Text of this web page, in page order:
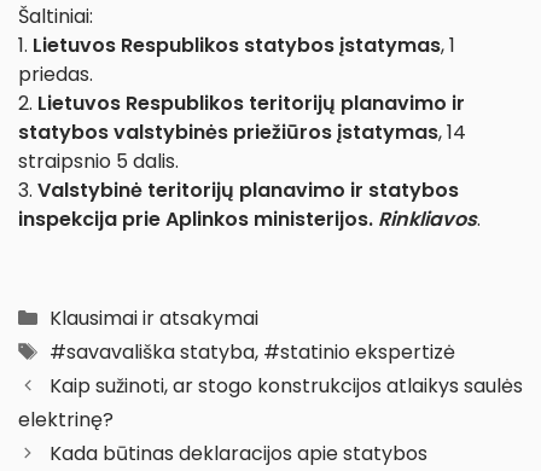
Šaltiniai:
1. Lietuvos Respublikos statybos įstatymas, 1
priedas.
2. Lietuvos Respublikos teritorijų planavimo ir
statybos valstybinės priežiūros įstatymas, 14
straipsnio 5 dalis.
3. Valstybinė teritorijų planavimo ir statybos
inspekcija prie Aplinkos ministerijos. Rinkliavos.
Kategorijos
Klausimai ir atsakymai
Žymos
#savavališka statyba, #statinio ekspertizė
Kaip sužinoti, ar stogo konstrukcijos atlaikys saulės
elektrinę?
Kada būtinas deklaracijos apie statybos